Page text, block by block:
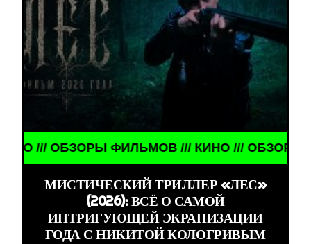
/// КИНО /// ОБЗОРЫ ФИЛЬМОВ ///
МИСТИЧЕСКИЙ ТРИЛЛЕР «ЛЕС»
(2026): ВСЁ О САМОЙ
ИНТРИГУЮЩЕЙ ЭКРАНИЗАЦИИ
ГОДА С НИКИТОЙ КОЛОГРИВЫМ